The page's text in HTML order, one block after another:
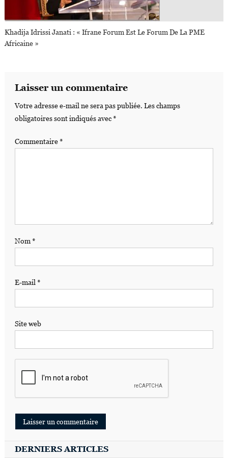
Khadija Idrissi Janati : « Ifrane Forum Est Le Forum De La PME
Africaine »
Laisser un commentaire
Votre adresse e-mail ne sera pas publiée. Les champs
obligatoires sont indiqués avec*
Commentaire*
Nom*
E-mail *
Site web
DERNIERS ARTICLES